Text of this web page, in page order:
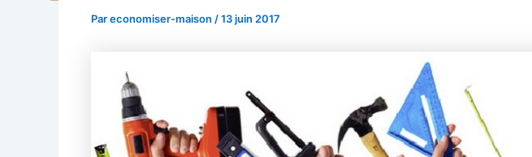
Pareconomiser-maison /13 juin 2017